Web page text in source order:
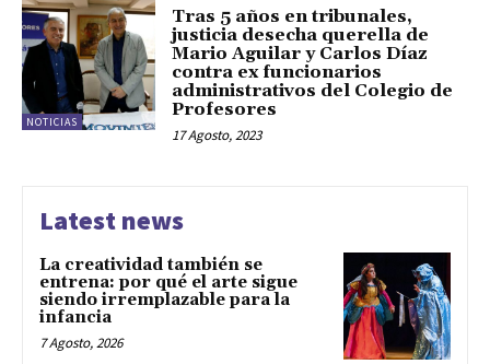
NOTICIAS
Tras 5 años en tribunales,
justicia desecha querella de
Mario Aguilar y Carlos Díaz
contra ex funcionarios
administrativos del Colegio de
Profesores
17 Agosto, 2023
Latest news
La creatividad también se
entrena: por qué el arte sigue
siendo irremplazable para la
infancia
7 Agosto, 2026